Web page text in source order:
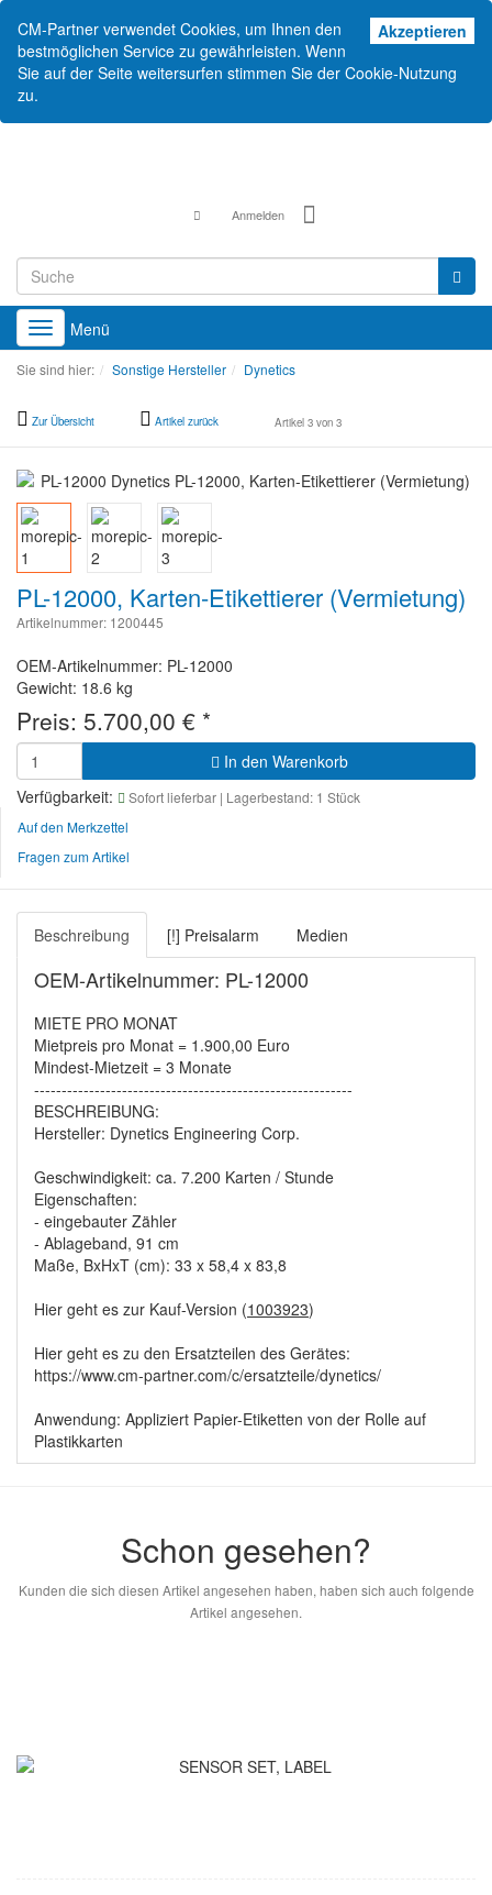
Akzeptieren
CM-Partner verwendet Cookies, um Ihnen den
bestmöglichen Service zu gewährleisten. Wenn
Sie auf der Seite weitersurfen stimmen Sie der Cookie-Nutzung
zu.
Anmelden
Toggle
navigation
Menü
Sie sind hier: Sonstige Hersteller Dynetics
Zur Übersicht Artikel zurück Artikel 3 von 3
PL-12000, Karten-Etikettierer (Vermietung)
Artikelnummer: 1200445
OEM-Artikelnummer: PL-12000
Gewicht: 18.6 kg
Preis: 5.700,00 € *
In den Warenkorb
Verfügbarkeit:
Sofort lieferbar | Lagerbestand: 1 Stück
Auf den Merkzettel
Fragen zum Artikel
Beschreibung [!] Preisalarm Medien
OEM-Artikelnummer: PL-12000
MIETE PRO MONAT
Mietpreis pro Monat = 1.900,00 Euro
Mindest-Mietzeit = 3 Monate
----------------------------------------------------------
BESCHREIBUNG:
Hersteller: Dynetics Engineering Corp.
Geschwindigkeit: ca. 7.200 Karten / Stunde
Eigenschaften:
- eingebauter Zähler
- Ablageband, 91 cm
Maße, BxHxT (cm): 33 x 58,4 x 83,8
Hier geht es zur Kauf-Version (1003923)
Hier geht es zu den Ersatzteilen des Gerätes:
https://www.cm-partner.com/c/ersatzteile/dynetics/
Anwendung: Appliziert Papier-Etiketten von der Rolle auf
Plastikkarten
Schon gesehen?
Kunden die sich diesen Artikel angesehen haben, haben sich auch folgende
Artikel angesehen.